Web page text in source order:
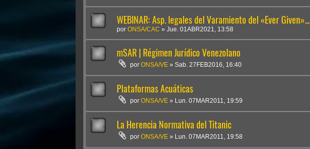
WEBINAR: Asp. legales del Varamiento del «Ever Given»...
por ONSA/CAC » Jue. 01ABR2021, 13:58
mSAR | Régimen Jurídico Venezolano
porONSA/VE »Sab. 27FEB2016, 16:40
Plataformas Acuáticas
porONSA/VE » Lun. 07MAR2011, 19:59
La Herencia Normativa del Titanic
porONSA/VE » Lun. 07MAR2011, 19:58